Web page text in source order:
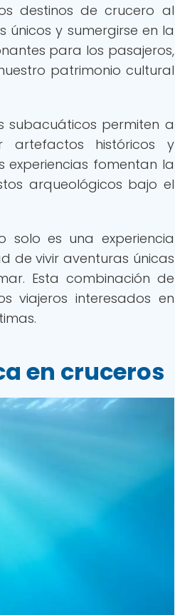
destinos de crucero al
y sumergirse en la
para los pasajeros,
patrimonio cultural
subacuáticos permiten a
artefactos históricos y
fomentan la
arqueológicos bajo el
solo es una experiencia
de vivir aventuras únicas
Esta combinación de
viajeros interesados en
en cruceros